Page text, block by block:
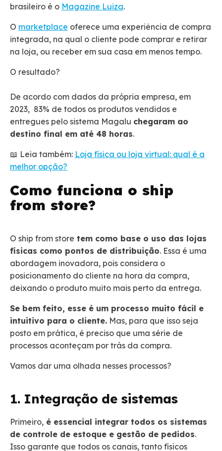
brasileiro é o Magazine Luiza.
O marketplace oferece uma experiência de compra
integrada, na qual o cliente pode comprar e retirar
na loja, ou receber em sua casa em menos tempo.
O resultado?
De acordo com dados da própria empresa, em
2023, 83% de todos os produtos vendidos e
entregues pelo sistema Magalu chegaram ao
destino final em até 48 horas.
📖 Leia também: Loja física ou loja virtual: qual é a
melhor opção?
Como funciona o ship
from store?
O ship from store tem como base o uso das lojas
físicas como pontos de distribuição. Essa é uma
abordagem inovadora, pois considera o
posicionamento do cliente na hora da compra,
deixando o produto muito mais perto da entrega.
Se bem feito, esse é um processo muito fácil e
intuitivo para o cliente. Mas, para que isso seja
posto em prática, é preciso que uma série de
processos aconteçam por trás da compra.
Vamos dar uma olhada nesses processos?
1. Integração de sistemas
Primeiro, é essencial integrar todos os sistemas
de controle de estoque e gestão de pedidos.
Isso garante que todos os canais, tanto físicos